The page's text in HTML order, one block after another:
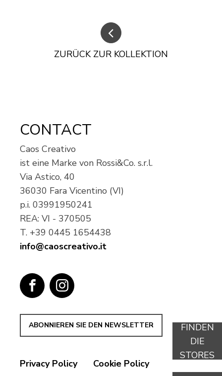
ZURÜCK ZUR KOLLEKTION
FINDEN
DIE
STORES
CONTACT
Caos Creativo
ist eine Marke von Rossi&Co. s.r.l.
Via Astico, 40
36030 Fara Vicentino (VI)
p.i. 03991950241
REA: VI - 370505
T. +39 0445 1654438
info@caoscreativo.it
ABONNIEREN SIE DEN NEWSLETTER
Privacy Policy Cookie Policy